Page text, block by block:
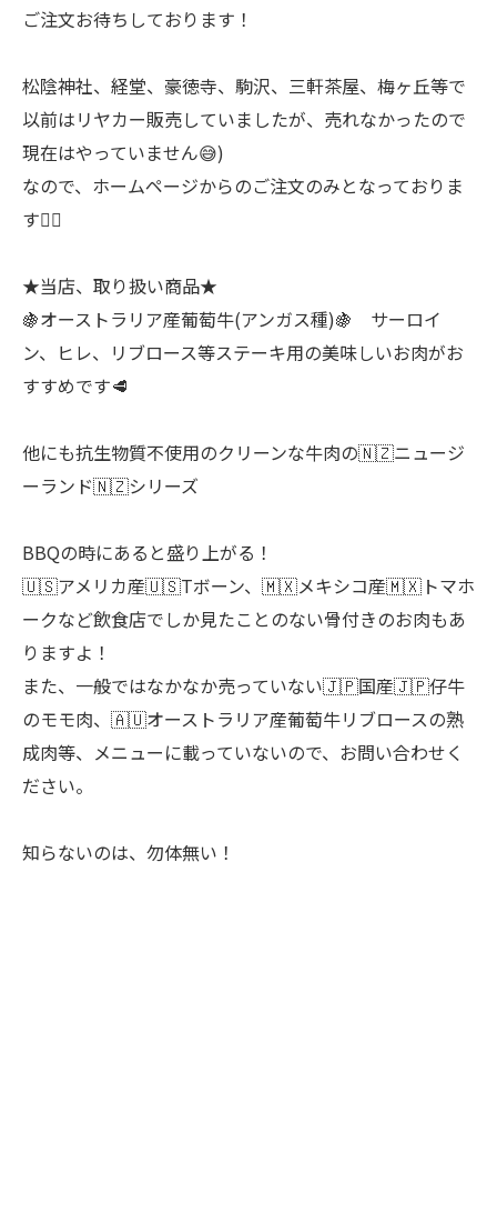
ご注文お待ちしております！
松陰神社、経堂、豪徳寺、駒沢、三軒茶屋、梅ヶ丘等で
以前はリヤカー販売していましたが、売れなかったので
現在はやっていません😅)
なので、ホームページからのご注文のみとなっておりま
す🙇‍♂
★当店、取り扱い商品★
🍇オーストラリア産葡萄牛(アンガス種)🍇 サーロイ
ン、ヒレ、リブロース等ステーキ用の美味しいお肉がお
すすめです🥩
他にも抗生物質不使用のクリーンな牛肉の🇳🇿ニュージ
ーランド🇳🇿シリーズ
BBQの時にあると盛り上がる！
🇺🇸アメリカ産🇺🇸Tボーン、🇲🇽メキシコ産🇲🇽トマホ
ークなど飲食店でしか見たことのない骨付きのお肉もあ
りますよ！
また、一般ではなかなか売っていない🇯🇵国産🇯🇵仔牛
のモモ肉、🇦🇺オーストラリア産葡萄牛リブロースの熟
成肉等、メニューに載っていないので、お問い合わせく
ださい。
知らないのは、勿体無い！